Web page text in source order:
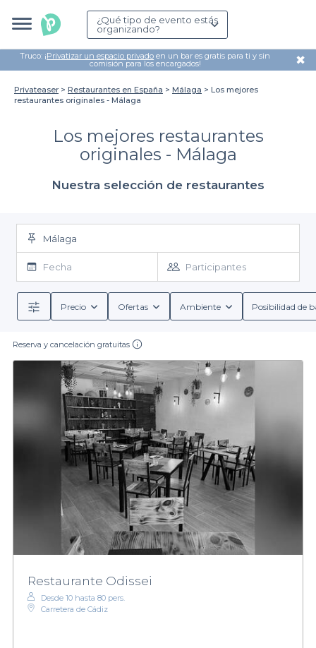
¿Qué tipo de evento estás
organizando?
Truco: ¡Privatizar un espacio privado en un bar es gratis para ti y sin
comisión para los encargados! ✖
Privateaser Restaurantes en España Málaga
Los mejores
restaurantes originales - Málaga
Los mejores restaurantes
originales - Málaga
Nuestra selección de restaurantes
Málaga
Fecha Participantes
Precio Ofertas Ambiente Posibilidad de
Reserva y cancelación gratuitas
Restaurante Odissei
Desde 10 hasta 80 pers.
Carretera de Cádiz